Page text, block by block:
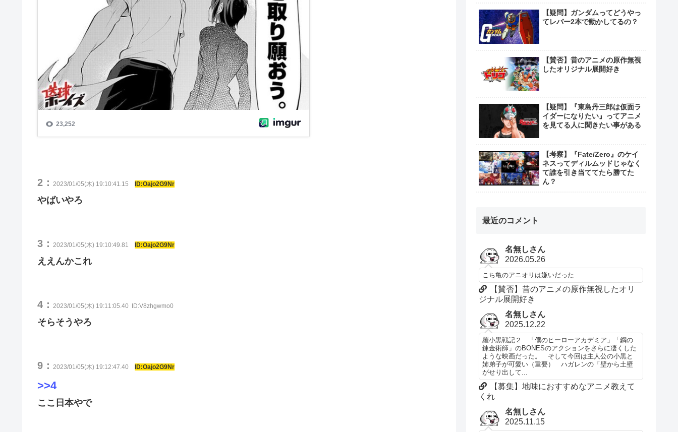
2： 2023/01/05(木) 19:10:41.15 ID:Oajo2G9Nr
やばいやろ
3： 2023/01/05(木) 19:10:49.81 ID:Oajo2G9Nr
ええんかこれ
4： 2023/01/05(木) 19:11:05.40 ID:V8zhgwmo0
そらそうやろ
9： 2023/01/05(木) 19:12:47.40 ID:Oajo2G9Nr
>>4
ここ日本やで
【疑問】ガンダムってどうやっ
てレバー2本で動かしてるの？
【賛否】昔のアニメの原作無視
したオリジナル展開好き
【疑問】『東島丹三郎は仮面ラ
イダーになりたい』ってアニメ
を見てる人に聞きたい事がある
【考察】『Fate/Zero』のケイ
ネスってディルムッドじゃなく
て誰を引き当ててたら勝てた
ん？
最近のコメント
名無しさん
2026.05.26
こち亀のアニオリは嫌いだった
【賛否】昔のアニメの原作無視したオリ
ジナル展開好き
名無しさん
2025.12.22
羅小黒戦記２ 「僕のヒーローアカデミア」「鋼の
錬金術師」のBONESのアクションをさらに凄くした
ような映画だった。 そして今回は主人公の小黒と
姉弟子が可愛い（重要） ハガレンの「壁から土壁
がせり出して...
【募集】地味におすすめなアニメ教えて
くれ
名無しさん
2025.11.15